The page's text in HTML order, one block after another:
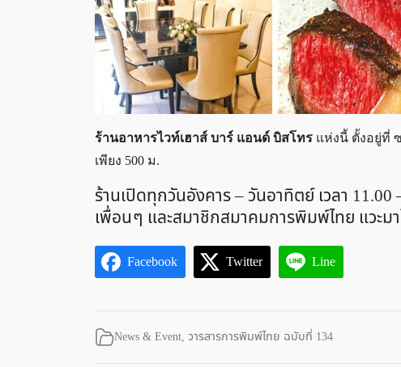
ร้านอาหารไวท์เฮาส์ บาร์ แอนด์ บิสโทร แห่งนี้ ตั้งอยู่ที่
เพียง 500 ม.
ร้านเปิดทุกวันอังคาร – วันอาทิตย์ เวลา
เพื่อน ๆ และสมาชิกสมาคมการพิมพ์ไทย แวะม
Facebook Twitter Line
News & Event, วารสารการพิมพ์ไทย ฉบับที่ 134